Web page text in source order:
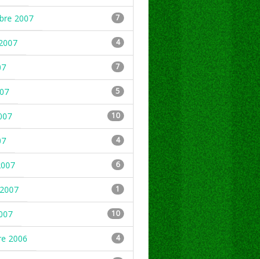
2007 7
4
7
5
10
4
6
1
10
2006 4